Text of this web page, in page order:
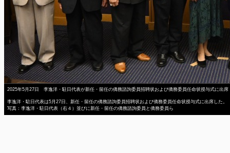
2025年5月27日 李逸洋・駐日代表が新任・留任の僑務諮詢委員招聘状および僑務委員任命状授与式に出席
李逸洋・駐日代表は5月27日、新任・留任の僑務諮詢委員招聘状および僑務委員任命状授与式に出席した。
写真：李逸洋・駐日代表（右４）並びに新任・留任の僑務諮詢委員と僑務委員ら